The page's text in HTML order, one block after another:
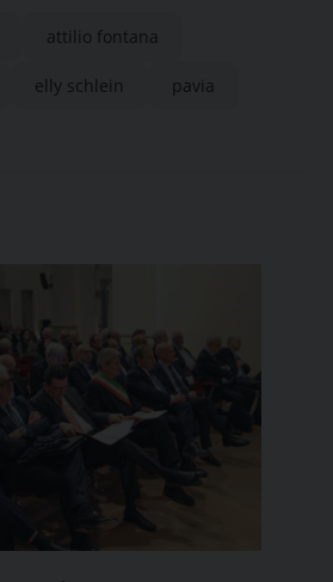
attilio fontana
elly schlein pavia